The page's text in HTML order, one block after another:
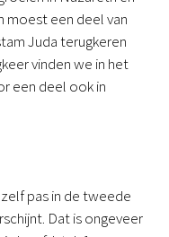
moest een deel van
Juda terugkeren
vinden we in het
een deel ook in
pas in de tweede
Dat is ongeveer